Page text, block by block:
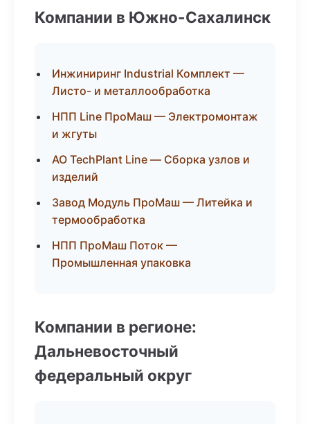
Компании в Южно-Сахалинск
Инжиниринг Industrial Комплект —
Листо- и металлообработка
НПП Line ПроМаш — Электромонтаж
и жгуты
АО TechPlant Line — Сборка узлов и
изделий
Завод Модуль ПроМаш — Литейка и
термообработка
НПП ПроМаш Поток —
Промышленная упаковка
Компании в регионе:
Дальневосточный
федеральный округ